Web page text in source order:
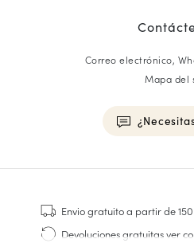
Correo electrónico,
Mapa del
Zapatillas
Cosido Goodyear
Envio gratuitoa partir de
Devoluciones gratuitasver